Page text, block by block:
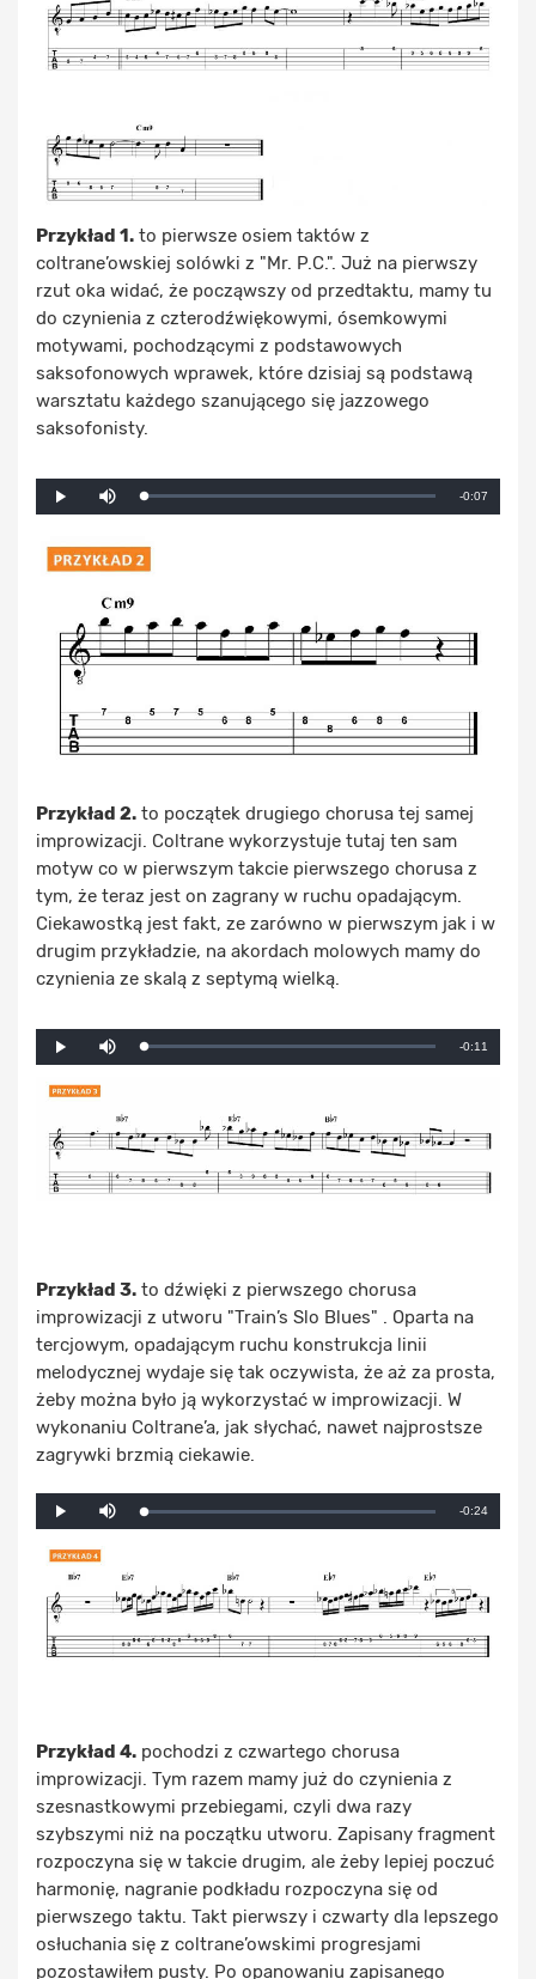
Przykład 1. to pierwsze osiem taktów z
coltrane’owskiej solówki z "Mr. P.C.". Już na pierwszy
rzut oka widać, że począwszy od przedtaktu, mamy tu
do czynienia z czterodźwiękowymi, ósemkowymi
motywami, pochodzącymi z podstawowych
saksofonowych wprawek, które dzisiaj są podstawą
warsztatu każdego szanującego się jazzowego
saksofonisty.
Play
Loaded:
Progress:
0%
Remaining
-0:07
Przykład 2. to początek drugiego chorusa tej samej
improwizacji. Coltrane wykorzystuje tutaj ten sam
motyw co w pierwszym takcie pierwszego chorusa z
tym, że teraz jest on zagrany w ruchu opadającym.
Ciekawostką jest fakt, ze zarówno w pierwszym jak i w
drugim przykładzie, na akordach molowych mamy do
czynienia ze skalą z septymą wielką.
Play
Loaded:
Progress:
0%
Remaining
-0:11
Przykład 3. to dźwięki z pierwszego chorusa
improwizacji z utworu "Train’s Slo Blues" . Oparta na
tercjowym, opadającym ruchu konstrukcja linii
melodycznej wydaje się tak oczywista, że aż za prosta,
żeby można było ją wykorzystać w improwizacji. W
wykonaniu Coltrane’a, jak słychać, nawet najprostsze
zagrywki brzmią ciekawie.
Play
Loaded:
0%
Progress:
0%
Remaining
-0:24
Przykład 4. pochodzi z czwartego chorusa
improwizacji. Tym razem mamy już do czynienia z
szesnastkowymi przebiegami, czyli dwa razy
szybszymi niż na początku utworu. Zapisany fragment
rozpoczyna się w takcie drugim, ale żeby lepiej poczuć
harmonię, nagranie podkładu rozpoczyna się od
pierwszego taktu. Takt pierwszy i czwarty dla lepszego
osłuchania się z coltrane’owskimi progresjami
pozostawiłem pusty. Po opanowaniu zapisanego